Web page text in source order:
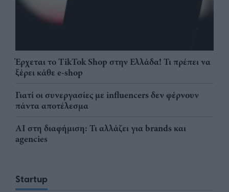
Έρχεται το TikTok Shop στην Ελλάδα! Τι πρέπει να
ξέρει κάθε e-shop
Γιατί οι συνεργασίες με influencers δεν φέρνουν
πάντα αποτέλεσμα
AI στη διαφήμιση: Τι αλλάζει για brands και
agencies
Startup